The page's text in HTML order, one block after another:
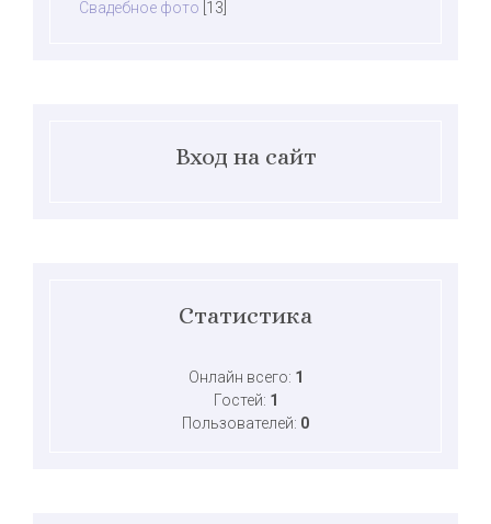
Свадебное фото [13]
Вход на сайт
Статистика
Онлайн всего: 1
Гостей: 1
Пользователей: 0